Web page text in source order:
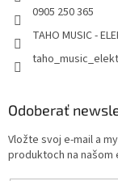
0905 250 365
TAHO MUSIC -
Odoberať
Vložte svoj e-mail a
produktoch na našom